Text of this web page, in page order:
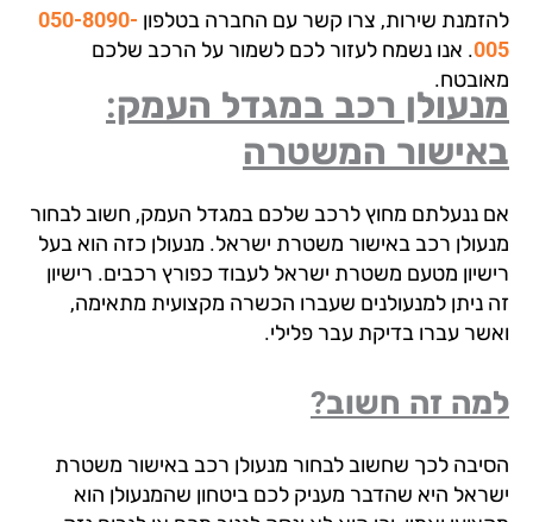
שירות, צרו קשר עם החברה בטלפון050-8090-
. אנו נשמח לעזור לכם לשמור על הרכב שלכם
רכב במגדל העמק:
המשטרה
ננעלתם מחוץ לרכב שלכם במגדל העמק, חשוב לבחור
רכב באישור משטרת ישראל. מנעולן כזה הוא בעל
מטעם משטרת ישראל לעבוד כפורץ רכבים. רישיון
ניתן למנעולנים שעברו הכשרה מקצועית מתאימה,
עברו בדיקת עבר פלילי.
זה חשוב?
לכך שחשוב לבחור מנעולן רכב באישור משטרת
היא שהדבר מעניק לכם ביטחון שהמנעולן הוא